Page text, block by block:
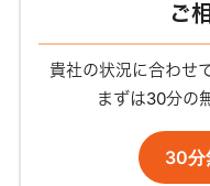
ご
貴社の状況に合わせ
まずは30分の
30分